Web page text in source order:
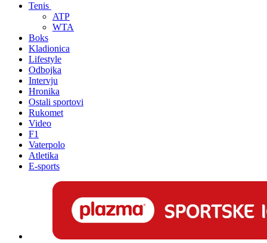
Tenis
ATP
WTA
Boks
Kladionica
Lifestyle
Odbojka
Intervju
Hronika
Ostali sportovi
Rukomet
Video
F1
Vaterpolo
Atletika
E-sports